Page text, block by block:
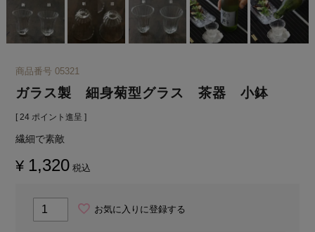
商品番号 05321
ガラス製 細身菊型グラス 茶器 小鉢
[ 24 ポイント進呈 ]
繊細で素敵
¥ 1,320 税込
お気に入りに登録する